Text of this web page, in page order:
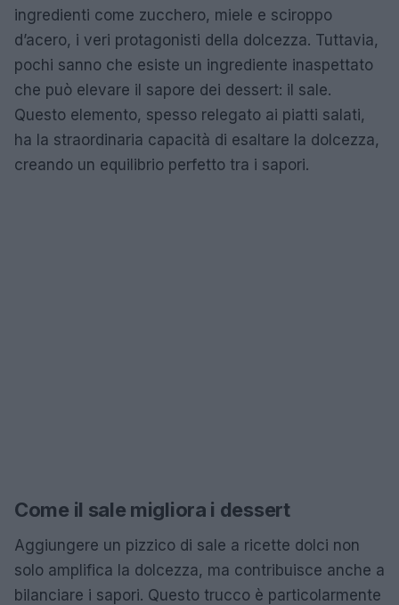
ingredienti come zucchero, miele e sciroppo
d’acero, i veri protagonisti della dolcezza. Tuttavia,
pochi sanno che esiste un ingrediente inaspettato
che può elevare il sapore dei dessert: il sale.
Questo elemento, spesso relegato ai piatti salati,
ha la straordinaria capacità di esaltare la dolcezza,
creando un equilibrio perfetto tra i sapori.
Come il sale migliora i dessert
Aggiungere un pizzico di sale a ricette dolci non
solo amplifica la dolcezza, ma contribuisce anche a
bilanciare i sapori. Questo trucco è particolarmente